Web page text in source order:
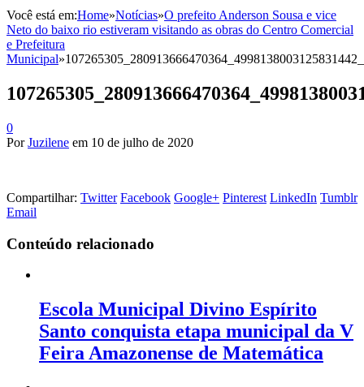
Você está em:Home»Notícias»O prefeito Anderson Sousa e vice
Neto do baixo rio estiveram visitando as obras do Centro Comercial
e Prefeitura
Municipal»
0
PorJuzilene em 10 de julho de 2020
Compartilhar: Twitter Facebook Google+ Pinterest LinkedIn Tumblr
Email
Conteúdo relacionado
Escola Municipal Divino Espírito
Santo conquista etapa municipal da V
Feira Amazonense de Matemática